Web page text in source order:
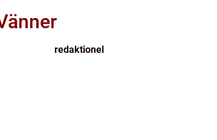
redaktionel